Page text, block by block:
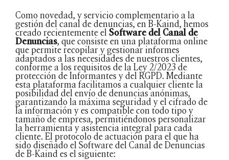
Como novedad, y servicio complementario a la
gestión del canal de denuncias, en B-Kaind, hemos
creado recientemente elSoftware del Canal de
Denuncias, que consiste en una plataforma online
que permite recopilar y gestionar informes
adaptados a las necesidades de nuestros clientes,
conforme a los requisitos de la Ley 2/2023 de
protección de Informantes y del RGPD. Mediante
esta plataforma facilitamos a cualquier cliente la
posibilidad del envío de denuncias anónimas,
garantizando la máxima seguridad y el cifrado de
la información y es compatible con todo tipo y
tamaño de empresa, permitiéndonos personalizar
la herramienta y asistencia integral para cada
cliente. El protocolo de actuación para el que ha
sido diseñado el Software del Canal de Denuncias
de B-Kaind es el siguiente: